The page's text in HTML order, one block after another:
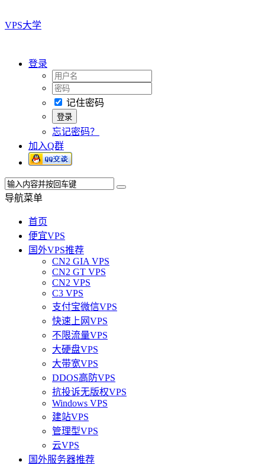
VPS大学
登录
记住密码
忘记密码？
加入Q群
导航菜单
首页
便宜VPS
国外VPS推荐
CN2 GIA VPS
CN2 GT VPS
CN2 VPS
C3 VPS
支付宝微信VPS
快速上网VPS
不限流量VPS
大硬盘VPS
大带宽VPS
DDOS高防VPS
抗投诉无版权VPS
Windows VPS
建站VPS
管理型VPS
云VPS
国外服务器推荐